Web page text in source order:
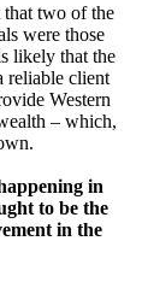
that two of the
were those
likely that the
reliable client
Western
– which,
in
to be the
in the